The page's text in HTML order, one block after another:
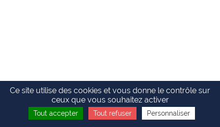
Ce site utilise des cookies et vous donne le contrôle sur
ceux que vous souhaitez activer
Tout accepter Tout refuser Personnaliser